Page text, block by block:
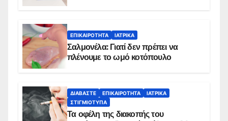
ΕΠΙΚΑΙΡΌΤΗΤΑ ΙΑΤΡΙΚΆ
Σαλμονέλα: Γιατί δεν πρέπει να
πλένουμε το ωμό κοτόπουλο
ΔΙΑΒΆΣΤΕ ΕΠΙΚΑΙΡΌΤΗΤΑ
ΙΑΤΡΙΚΆ
ΣΤΙΓΜΙΌΤΥΠΑ
Τα οφέλη της διακοπής του